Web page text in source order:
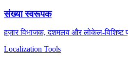
संख्या स्वरूपक
हज़ार विभाजक, दशमलव और लोकेल-विशिष्ट
Localization Tools